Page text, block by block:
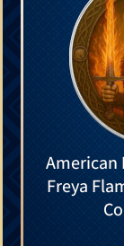
American
Freya